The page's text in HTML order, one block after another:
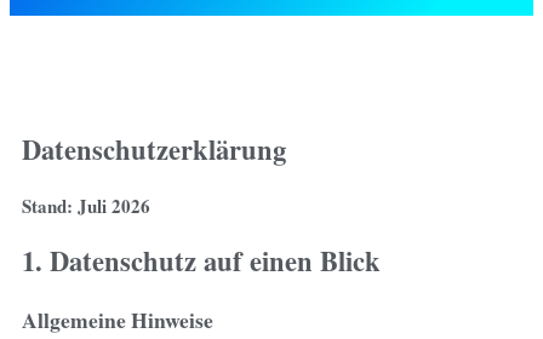
Datenschutzerklärung
Stand: Juli 2026
1. Datenschutz auf einen Blick
Allgemeine Hinweise